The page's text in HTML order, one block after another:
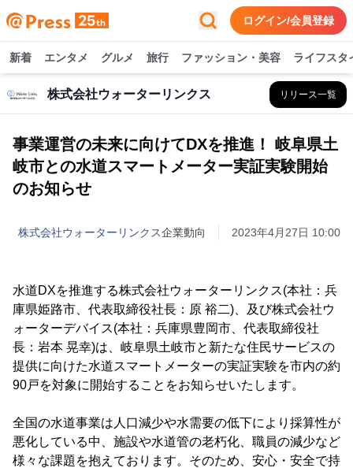
ログイン/会員登録
新着 エンタメ グルメ 旅行 ファッション・美容 ライフスタ
株式会社ウォーターリンクス リリース一覧
事業運営の未来に向けてDXを推進！ 岐阜県土
岐市との水道スマートメーター実証実験開始
のお知らせ
株式会社ウォーターリンクス企業動向 2023年4月27日 10:00
水道DXを推進する株式会社ウォーターリンクス(本社：兵
庫県姫路市、代表取締役社長：原 裕二)、及び株式会社ウ
ォーターデバイス(本社：兵庫県豊岡市、代表取締役社
長：岩本 晃幸)は、岐阜県土岐市と新たな住民サービスの
提供に向けた水道スマートメーターの実証実験を市内の約
90戸を対象に開始することをお知らせいたします。
全国の水道事業は人口減少や水需要の低下により採算性が
悪化している中、施設や水道管の老朽化、職員の減少など
様々な課題を抱えております。そのため、安心・安全で持